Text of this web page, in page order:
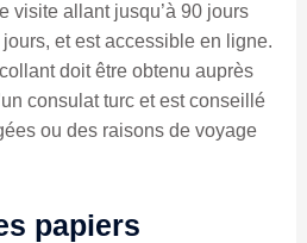
visite allant jusqu’à 90 jours
et est accessible en ligne.
doit être obtenu auprès
consulat turc et est conseillé
ou des raisons de voyage
papiers